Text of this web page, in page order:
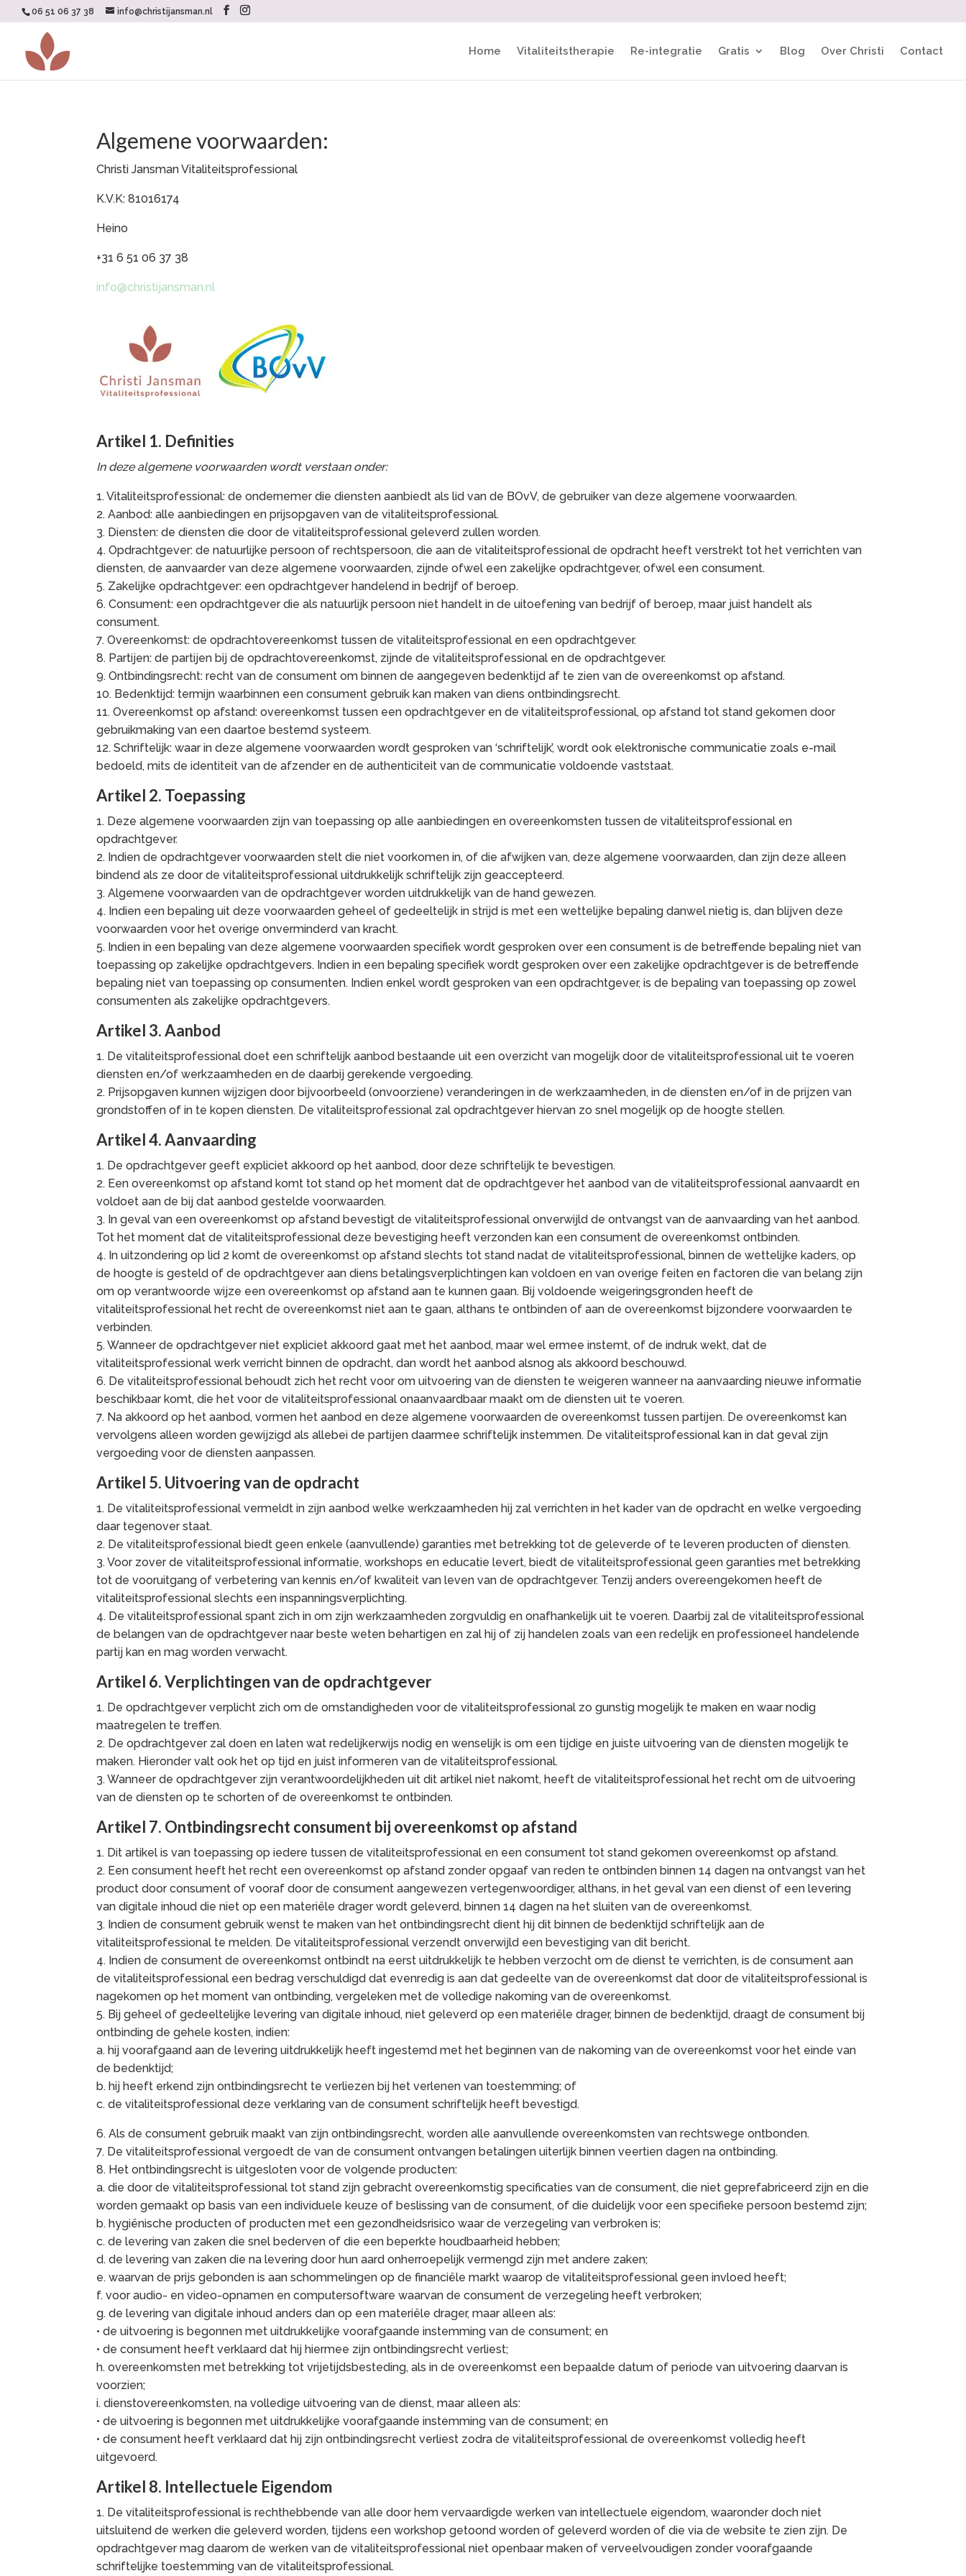
06 51 06 37 38 info@christijansman.nl
Home Vitaliteitstherapie Re-integratie Gratis Blog Over Christi Contact
Algemene voorwaarden:
Christi Jansman Vitaliteitsprofessional
K.V.K: 81016174
Heino
+31 6 51 06 37 38
info@christijansman.nl
Artikel 1. Definities
In deze algemene voorwaarden wordt verstaan onder:
1. Vitaliteitsprofessional: de ondernemer die diensten aanbiedt als lid van de BOvV, de gebruiker van deze algemene voorwaarden.
2. Aanbod: alle aanbiedingen en prijsopgaven van de vitaliteitsprofessional.
3. Diensten: de diensten die door de vitaliteitsprofessional geleverd zullen worden.
4. Opdrachtgever: de natuurlijke persoon of rechtspersoon, die aan de vitaliteitsprofessional de opdracht heeft verstrekt tot het verrichten van
diensten, de aanvaarder van deze algemene voorwaarden, zijnde ofwel een zakelijke opdrachtgever, ofwel een consument.
5. Zakelijke opdrachtgever: een opdrachtgever handelend in bedrijf of beroep.
6. Consument: een opdrachtgever die als natuurlijk persoon niet handelt in de uitoefening van bedrijf of beroep, maar juist handelt als
consument.
7. Overeenkomst: de opdrachtovereenkomst tussen de vitaliteitsprofessional en een opdrachtgever.
8. Partijen: de partijen bij de opdrachtovereenkomst, zijnde de vitaliteitsprofessional en de opdrachtgever.
9. Ontbindingsrecht: recht van de consument om binnen de aangegeven bedenktijd af te zien van de overeenkomst op afstand.
10. Bedenktijd: termijn waarbinnen een consument gebruik kan maken van diens ontbindingsrecht.
11. Overeenkomst op afstand: overeenkomst tussen een opdrachtgever en de vitaliteitsprofessional, op afstand tot stand gekomen door
gebruikmaking van een daartoe bestemd systeem.
12. Schriftelijk: waar in deze algemene voorwaarden wordt gesproken van ‘schriftelijk’, wordt ook elektronische communicatie zoals e-mail
bedoeld, mits de identiteit van de afzender en de authenticiteit van de communicatie voldoende vaststaat.
Artikel 2. Toepassing
1. Deze algemene voorwaarden zijn van toepassing op alle aanbiedingen en overeenkomsten tussen de vitaliteitsprofessional en
opdrachtgever.
2. Indien de opdrachtgever voorwaarden stelt die niet voorkomen in, of die afwijken van, deze algemene voorwaarden, dan zijn deze alleen
bindend als ze door de vitaliteitsprofessional uitdrukkelijk schriftelijk zijn geaccepteerd.
3. Algemene voorwaarden van de opdrachtgever worden uitdrukkelijk van de hand gewezen.
4. Indien een bepaling uit deze voorwaarden geheel of gedeeltelijk in strijd is met een wettelijke bepaling danwel nietig is, dan blijven deze
voorwaarden voor het overige onverminderd van kracht.
5. Indien in een bepaling van deze algemene voorwaarden specifiek wordt gesproken over een consument is de betreffende bepaling niet van
toepassing op zakelijke opdrachtgevers. Indien in een bepaling specifiek wordt gesproken over een zakelijke opdrachtgever is de betreffende
bepaling niet van toepassing op consumenten. Indien enkel wordt gesproken van een opdrachtgever, is de bepaling van toepassing op zowel
consumenten als zakelijke opdrachtgevers.
Artikel 3. Aanbod
1. De vitaliteitsprofessional doet een schriftelijk aanbod bestaande uit een overzicht van mogelijk door de vitaliteitsprofessional uit te voeren
diensten en/of werkzaamheden en de daarbij gerekende vergoeding.
2. Prijsopgaven kunnen wijzigen door bijvoorbeeld (onvoorziene) veranderingen in de werkzaamheden, in de diensten en/of in de prijzen van
grondstoffen of in te kopen diensten. De vitaliteitsprofessional zal opdrachtgever hiervan zo snel mogelijk op de hoogte stellen.
Artikel 4. Aanvaarding
1. De opdrachtgever geeft expliciet akkoord op het aanbod, door deze schriftelijk te bevestigen.
2. Een overeenkomst op afstand komt tot stand op het moment dat de opdrachtgever het aanbod van de vitaliteitsprofessional aanvaardt en
voldoet aan de bij dat aanbod gestelde voorwaarden.
3. In geval van een overeenkomst op afstand bevestigt de vitaliteitsprofessional onverwijld de ontvangst van de aanvaarding van het aanbod.
Tot het moment dat de vitaliteitsprofessional deze bevestiging heeft verzonden kan een consument de overeenkomst ontbinden.
4. In uitzondering op lid 2 komt de overeenkomst op afstand slechts tot stand nadat de vitaliteitsprofessional, binnen de wettelijke kaders, op
de hoogte is gesteld of de opdrachtgever aan diens betalingsverplichtingen kan voldoen en van overige feiten en factoren die van belang zijn
om op verantwoorde wijze een overeenkomst op afstand aan te kunnen gaan. Bij voldoende weigeringsgronden heeft de
vitaliteitsprofessional het recht de overeenkomst niet aan te gaan, althans te ontbinden of aan de overeenkomst bijzondere voorwaarden te
verbinden.
5. Wanneer de opdrachtgever niet expliciet akkoord gaat met het aanbod, maar wel ermee instemt, of de indruk wekt, dat de
vitaliteitsprofessional werk verricht binnen de opdracht, dan wordt het aanbod alsnog als akkoord beschouwd.
6. De vitaliteitsprofessional behoudt zich het recht voor om uitvoering van de diensten te weigeren wanneer na aanvaarding nieuwe informatie
beschikbaar komt, die het voor de vitaliteitsprofessional onaanvaardbaar maakt om de diensten uit te voeren.
7. Na akkoord op het aanbod, vormen het aanbod en deze algemene voorwaarden de overeenkomst tussen partijen. De overeenkomst kan
vervolgens alleen worden gewijzigd als allebei de partijen daarmee schriftelijk instemmen. De vitaliteitsprofessional kan in dat geval zijn
vergoeding voor de diensten aanpassen.
Artikel 5. Uitvoering van de opdracht
1. De vitaliteitsprofessional vermeldt in zijn aanbod welke werkzaamheden hij zal verrichten in het kader van de opdracht en welke vergoeding
daar tegenover staat.
2. De vitaliteitsprofessional biedt geen enkele (aanvullende) garanties met betrekking tot de geleverde of te leveren producten of diensten.
3. Voor zover de vitaliteitsprofessional informatie, workshops en educatie levert, biedt de vitaliteitsprofessional geen garanties met betrekking
tot de vooruitgang of verbetering van kennis en/of kwaliteit van leven van de opdrachtgever. Tenzij anders overeengekomen heeft de
vitaliteitsprofessional slechts een inspanningsverplichting.
4. De vitaliteitsprofessional spant zich in om zijn werkzaamheden zorgvuldig en onafhankelijk uit te voeren. Daarbij zal de vitaliteitsprofessional
de belangen van de opdrachtgever naar beste weten behartigen en zal hij of zij handelen zoals van een redelijk en professioneel handelende
partij kan en mag worden verwacht.
Artikel 6. Verplichtingen van de opdrachtgever
1. De opdrachtgever verplicht zich om de omstandigheden voor de vitaliteitsprofessional zo gunstig mogelijk te maken en waar nodig
maatregelen te treffen.
2. De opdrachtgever zal doen en laten wat redelijkerwijs nodig en wenselijk is om een tijdige en juiste uitvoering van de diensten mogelijk te
maken. Hieronder valt ook het op tijd en juist informeren van de vitaliteitsprofessional.
3. Wanneer de opdrachtgever zijn verantwoordelijkheden uit dit artikel niet nakomt, heeft de vitaliteitsprofessional het recht om de uitvoering
van de diensten op te schorten of de overeenkomst te ontbinden.
Artikel 7. Ontbindingsrecht consument bij overeenkomst op afstand
1. Dit artikel is van toepassing op iedere tussen de vitaliteitsprofessional en een consument tot stand gekomen overeenkomst op afstand.
2. Een consument heeft het recht een overeenkomst op afstand zonder opgaaf van reden te ontbinden binnen 14 dagen na ontvangst van het
product door consument of vooraf door de consument aangewezen vertegenwoordiger, althans, in het geval van een dienst of een levering
van digitale inhoud die niet op een materiële drager wordt geleverd, binnen 14 dagen na het sluiten van de overeenkomst.
3. Indien de consument gebruik wenst te maken van het ontbindingsrecht dient hij dit binnen de bedenktijd schriftelijk aan de
vitaliteitsprofessional te melden. De vitaliteitsprofessional verzendt onverwijld een bevestiging van dit bericht.
4. Indien de consument de overeenkomst ontbindt na eerst uitdrukkelijk te hebben verzocht om de dienst te verrichten, is de consument aan
de vitaliteitsprofessional een bedrag verschuldigd dat evenredig is aan dat gedeelte van de overeenkomst dat door de vitaliteitsprofessional is
nagekomen op het moment van ontbinding, vergeleken met de volledige nakoming van de overeenkomst.
5. Bij geheel of gedeeltelijke levering van digitale inhoud, niet geleverd op een materiële drager, binnen de bedenktijd, draagt de consument bij
ontbinding de gehele kosten, indien:
a. hij voorafgaand aan de levering uitdrukkelijk heeft ingestemd met het beginnen van de nakoming van de overeenkomst voor het einde van
de bedenktijd;
b. hij heeft erkend zijn ontbindingsrecht te verliezen bij het verlenen van toestemming; of
c. de vitaliteitsprofessional deze verklaring van de consument schriftelijk heeft bevestigd.
6. Als de consument gebruik maakt van zijn ontbindingsrecht, worden alle aanvullende overeenkomsten van rechtswege ontbonden.
7. De vitaliteitsprofessional vergoedt de van de consument ontvangen betalingen uiterlijk binnen veertien dagen na ontbinding.
8. Het ontbindingsrecht is uitgesloten voor de volgende producten:
a. die door de vitaliteitsprofessional tot stand zijn gebracht overeenkomstig specificaties van de consument, die niet geprefabriceerd zijn en die
worden gemaakt op basis van een individuele keuze of beslissing van de consument, of die duidelijk voor een specifieke persoon bestemd zijn;
b. hygiënische producten of producten met een gezondheidsrisico waar de verzegeling van verbroken is;
c. de levering van zaken die snel bederven of die een beperkte houdbaarheid hebben;
d. de levering van zaken die na levering door hun aard onherroepelijk vermengd zijn met andere zaken;
e. waarvan de prijs gebonden is aan schommelingen op de financiële markt waarop de vitaliteitsprofessional geen invloed heeft;
f. voor audio- en video-opnamen en computersoftware waarvan de consument de verzegeling heeft verbroken;
g. de levering van digitale inhoud anders dan op een materiële drager, maar alleen als:
• de uitvoering is begonnen met uitdrukkelijke voorafgaande instemming van de consument; en
• de consument heeft verklaard dat hij hiermee zijn ontbindingsrecht verliest;
h. overeenkomsten met betrekking tot vrijetijdsbesteding, als in de overeenkomst een bepaalde datum of periode van uitvoering daarvan is
voorzien;
i. dienstovereenkomsten, na volledige uitvoering van de dienst, maar alleen als:
• de uitvoering is begonnen met uitdrukkelijke voorafgaande instemming van de consument; en
• de consument heeft verklaard dat hij zijn ontbindingsrecht verliest zodra de vitaliteitsprofessional de overeenkomst volledig heeft
uitgevoerd.
Artikel 8. Intellectuele Eigendom
1. De vitaliteitsprofessional is rechthebbende van alle door hem vervaardigde werken van intellectuele eigendom, waaronder doch niet
uitsluitend de werken die geleverd worden, tijdens een workshop getoond worden of geleverd worden of die via de website te zien zijn. De
opdrachtgever mag daarom de werken van de vitaliteitsprofessional niet openbaar maken of verveelvoudigen zonder voorafgaande
schriftelijke toestemming van de vitaliteitsprofessional.